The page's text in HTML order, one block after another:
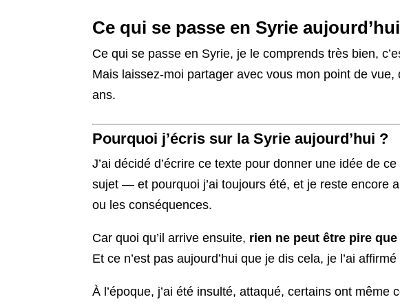
Ce qui se passe en Syrie
Ce qui se passe en Syrie, je le comprends très bien,
Mais laissez-moi partager avec vous mon point de
ans.
Pourquoi j’écris sur la Syrie aujourd’hui ?
J’ai décidé d’écrire ce texte pour donner une idée de
sujet — et pourquoi j’ai toujours été, et je reste encore
ou les conséquences.
Car quoi qu’il arrive ensuite, rien ne peut être pire
Et ce n’est pas aujourd’hui que je dis cela, je l’ai affirmé
À l’époque, j’ai été insulté, attaqué, certains ont